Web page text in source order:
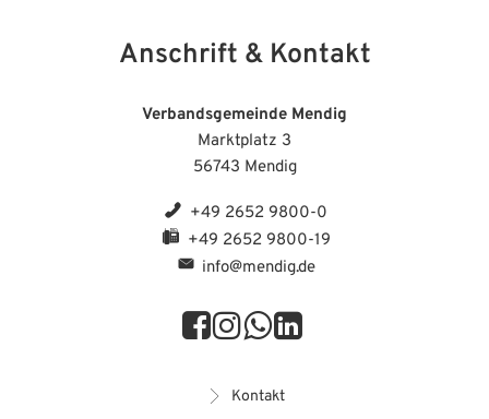
Anschrift & Kontakt
Verbandsgemeinde Mendig
Marktplatz 3
56743 Mendig
+49 2652 9800-0
+49 2652 9800-19
info@mendig.de
Kontakt